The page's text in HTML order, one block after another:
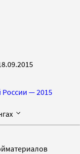
— 2015